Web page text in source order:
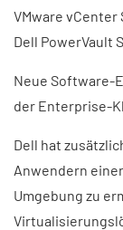
VMware vCenter
Dell PowerVault
Neue Software-
der Enterprise-
Dell hat
Anwendern
Umgebung zu